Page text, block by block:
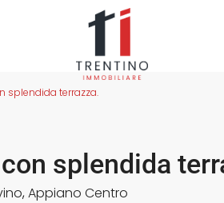
splendida terrazza.
splendida
,Appiano Centro